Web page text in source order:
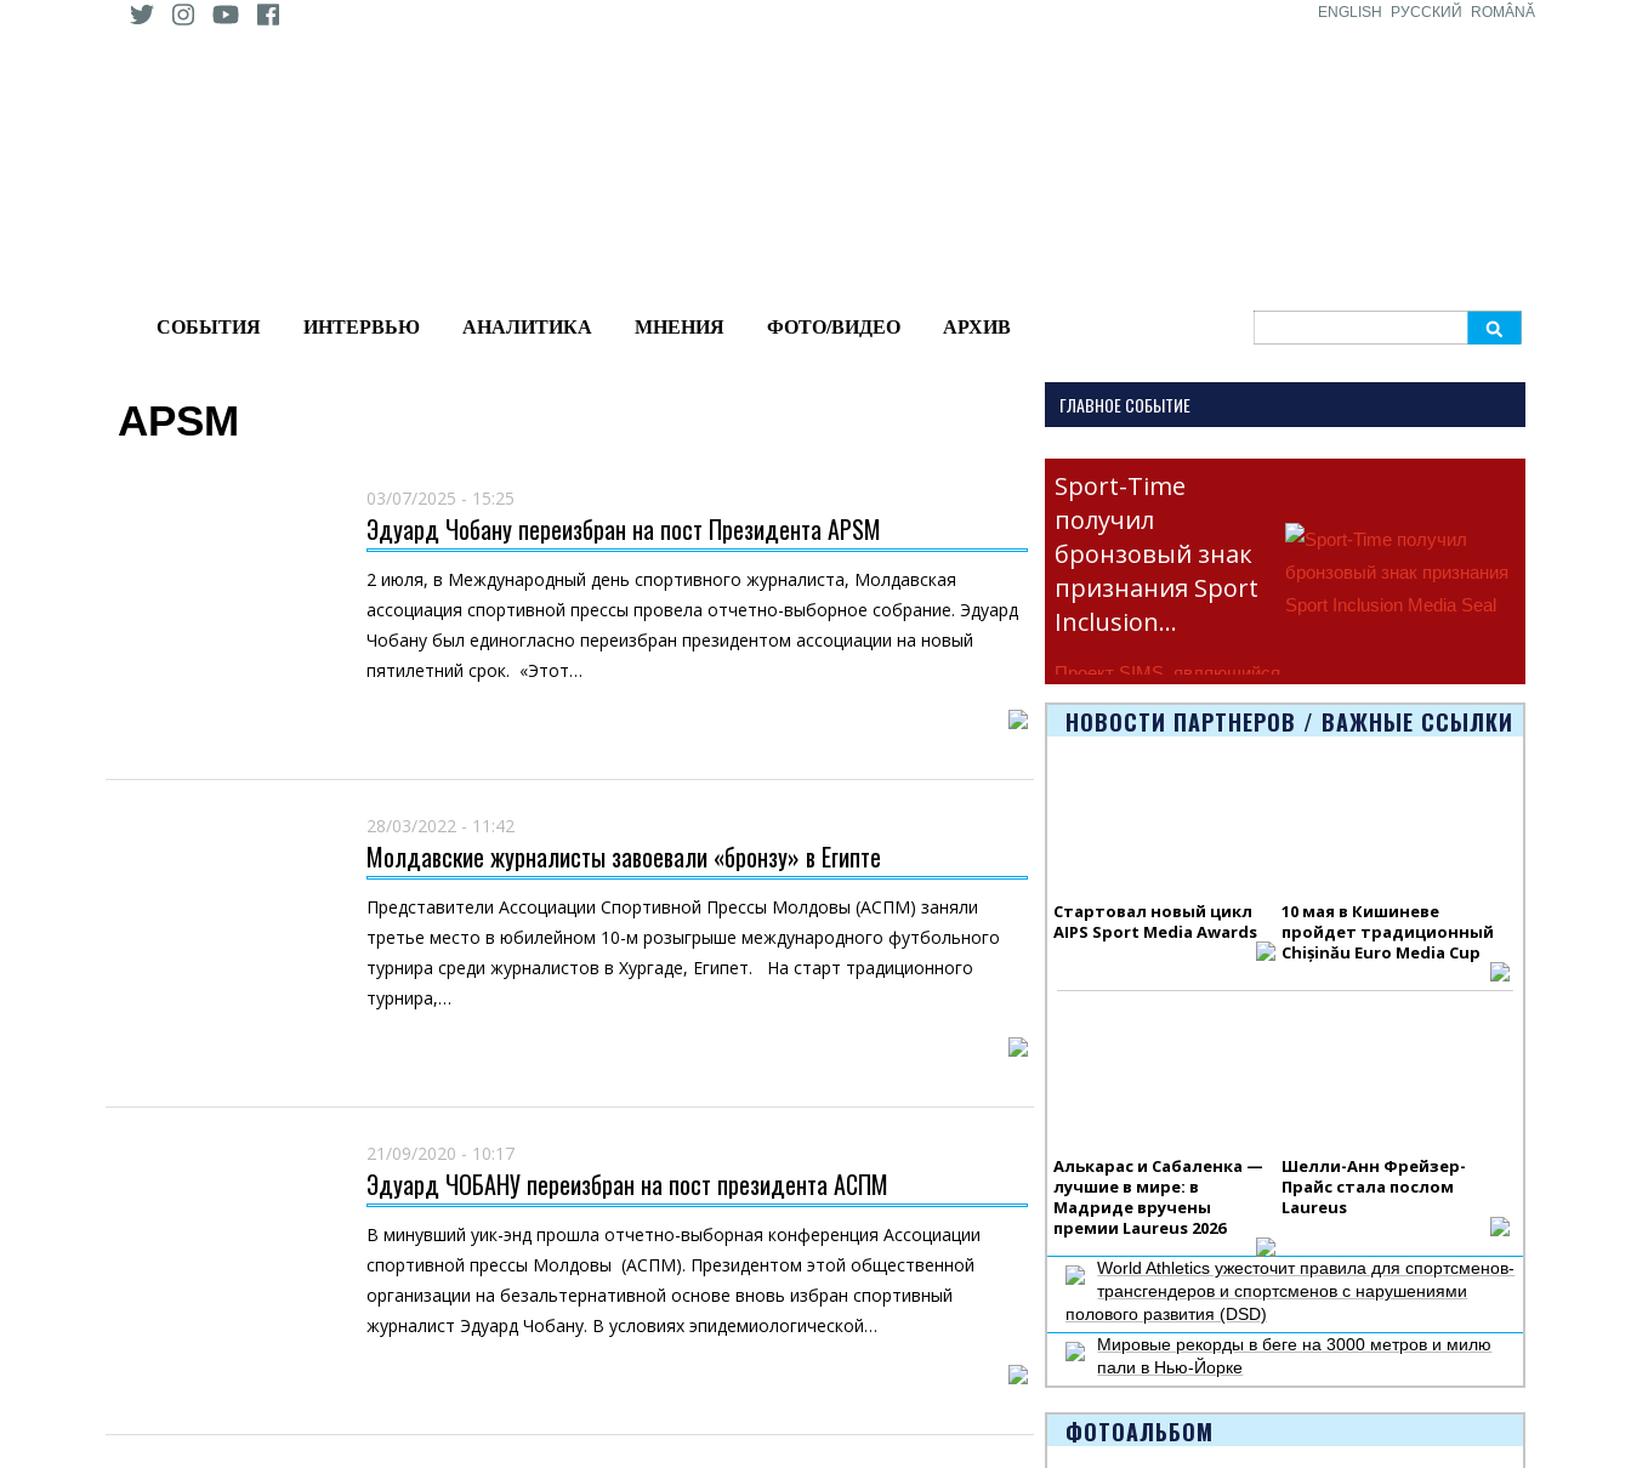
ENGLISH РУССКИЙ ROMÂNĂ
СОБЫТИЯ ИНТЕРВЬЮ АНАЛИТИКА МНЕНИЯ ФОТО/ВИДЕО АРХИВ
APSM
03/07/2025 - 15:25
Эдуард Чобану переизбран на пост Президента APSM
2 июля, в Международный день спортивного журналиста, Молдавская
ассоциация спортивной прессы провела отчетно-выборное собрание. Эдуард
Чобану был единогласно переизбран президентом ассоциации на новый
пятилетний срок. «Этот…
28/03/2022 - 11:42
Молдавские журналисты завоевали «бронзу» в Египте
Представители Ассоциации Спортивной Прессы Молдовы (АСПМ) заняли
третье место в юбилейном 10-м розыгрыше международного футбольного
турнира среди журналистов в Хургаде, Египет. На старт традиционного
турнира,…
21/09/2020 - 10:17
Эдуард ЧОБАНУ переизбран на пост президента АСПМ
В минувший уик-энд прошла отчетно-выборная конференция Ассоциации
спортивной прессы Молдовы (АСПМ). Президентом этой общественной
организации на безальтернативной основе вновь избран спортивный
журналист Эдуард Чобану. В условиях эпидемиологической…
ГЛАВНОЕ СОБЫТИЕ
Sport-Time
получил
бронзовый знак
признания Sport
Inclusion…
Проект SIMS, являющийся
частью программы
Erasmus+ Европейско
НОВОСТИ ПАРТНЕРОВ / ВАЖНЫЕ ССЫЛКИ
Стартовал новый цикл
AIPS Sport Media Awards
10 мая в Кишиневе
пройдет традиционный
Chișinău Euro Media Cup
Алькарас и Сабаленка —
лучшие в мире: в
Мадриде вручены
премии Laureus 2026
Шелли-Анн Фрейзер-
Прайс стала послом
Laureus
World Athletics ужесточит правила для спортсменов-
трансгендеров и спортсменов с нарушениями
полового развития (DSD)
Мировые рекорды в беге на 3000 метров и милю
пали в Нью-Йорке
ФОТОАЛЬБОМ